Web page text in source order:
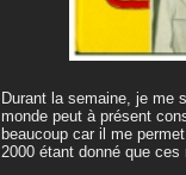
Durant la semaine, je me
monde peut à présent
beaucoup car il me
2000 étant donné que